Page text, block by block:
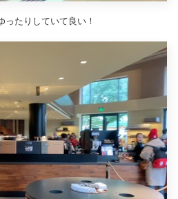
たりしていて良い！